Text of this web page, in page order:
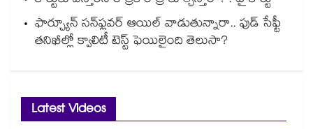
ఫార్చ్యూన్ సన్‌ఫ్లవర్ ఆయిల్ వాడుతున్నారా.. ఫుడ్ సేఫ్టీ
తనిఖీల్లో క్వాలిటీ టెస్ట్ ఫెయిలైంది తెలుసా?
Latest Videos